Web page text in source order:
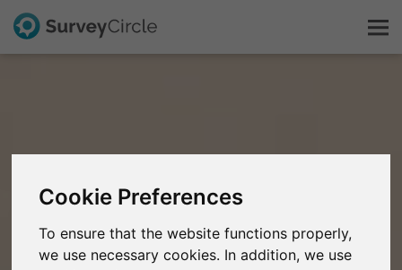
Cookie Preferences
To ensure that the website functions properly,
we use necessary cookies. In addition, we use
FAQ